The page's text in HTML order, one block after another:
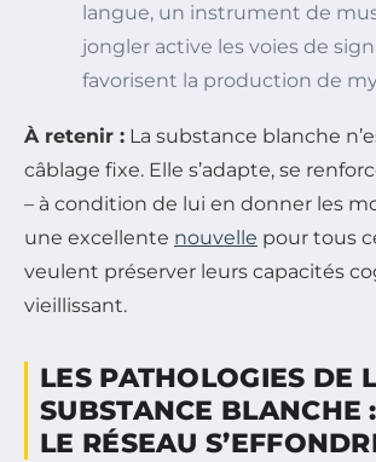
langue, un instrument de
jongler active les voies de
favorisent la production de
À retenir : La substance blanche
câblage fixe. Elle s’adapte, se
– à condition de lui en donner les
une excellente nouvelle pour tous
veulent préserver leurs capacités
vieillissant.
LES PATHOLOGIES DE
SUBSTANCE BLANCHE
LE RÉSEAU